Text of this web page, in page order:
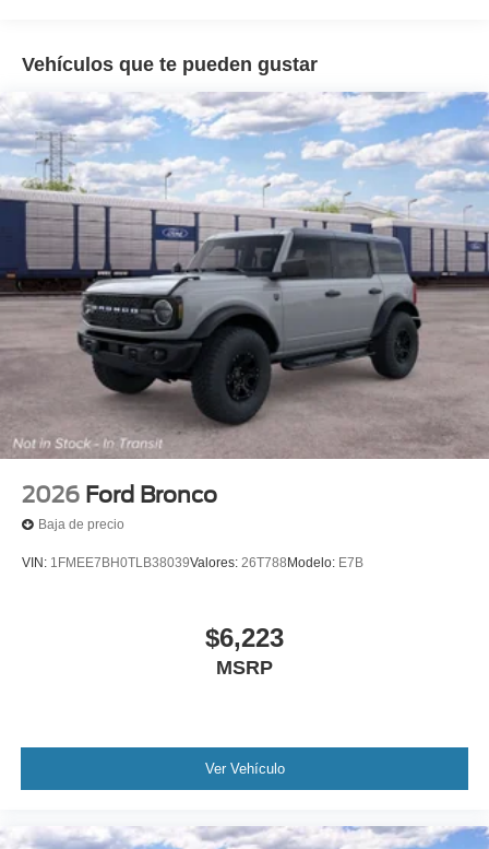
Removable Rear Window
Swing-Out Rear Cargo Access
Tailgate/Rear Door Lock Included w/Power Door Locks
Tires: P255/75R17 A/T -inc: full size spare tire w/TPMS
Variable Intermittent Wipers
Wheels: 17" Carbonized Gray-Painted Aluminum
Vehículos que te pueden gustar
2026 Ford Bronco
Baja de precio
VIN: 1FMEE7BH0TLB38039Valores: 26T788Modelo: E7B
$6,223
MSRP
Ver Vehículo